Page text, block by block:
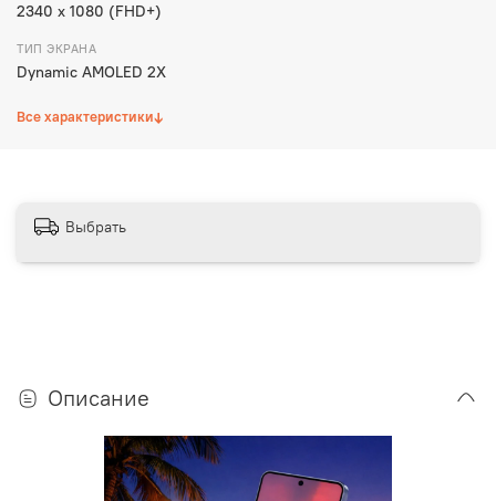
2340 x 1080 (FHD+)
ТИП ЭКРАНА
Dynamic AMOLED 2X
Все характеристики↓
Выбрать
Описание